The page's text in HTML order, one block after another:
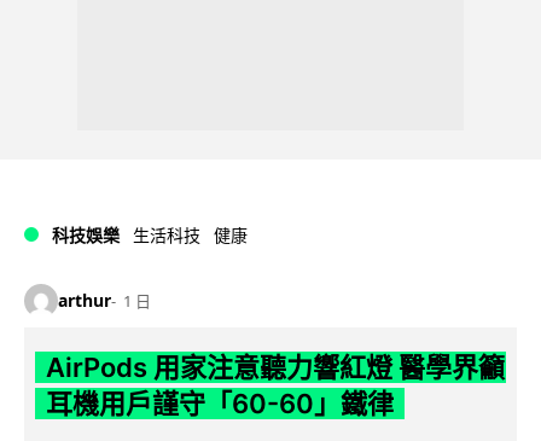
科技娛樂 生活科技 健康
arthur 1 日
AirPods 用家注意聽力響紅燈 醫學界籲
耳機用戶謹守「60-60」鐵律